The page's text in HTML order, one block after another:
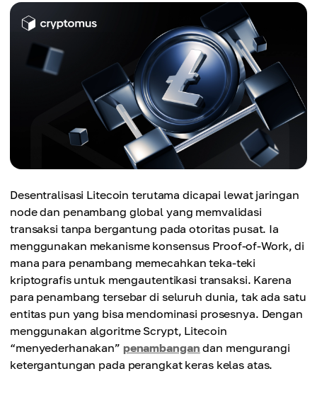
Desentralisasi Litecoin terutama dicapai lewat jaringan
node dan penambang global yang memvalidasi
transaksi tanpa bergantung pada otoritas pusat. Ia
menggunakan mekanisme konsensus Proof-of-Work, di
mana para penambang memecahkan teka-teki
kriptografis untuk mengautentikasi transaksi. Karena
para penambang tersebar di seluruh dunia, tak ada satu
entitas pun yang bisa mendominasi prosesnya. Dengan
menggunakan algoritme Scrypt, Litecoin
“menyederhanakan” penambangan dan mengurangi
ketergantungan pada perangkat keras kelas atas.